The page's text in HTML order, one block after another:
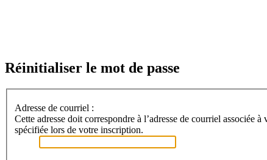
Réinitialiser le mot de passe
Adresse de courriel :
Cette adresse doit correspondre à l’adresse de courriel associée
spécifiée lors de votre inscription.